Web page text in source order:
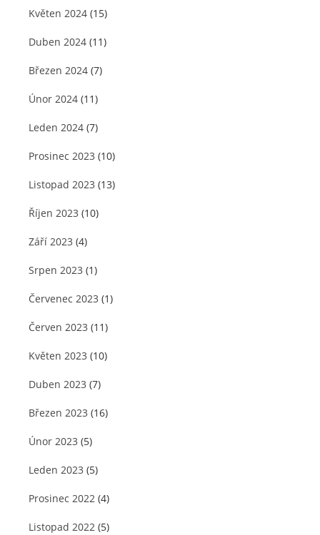
Květen 2024 (15)
Duben 2024 (11)
Březen 2024 (7)
Únor 2024 (11)
Leden 2024 (7)
Prosinec 2023 (10)
Listopad 2023 (13)
Říjen 2023 (10)
Září 2023 (4)
Srpen 2023 (1)
Červenec 2023 (1)
Červen 2023 (11)
Květen 2023 (10)
Duben 2023 (7)
Březen 2023 (16)
Únor 2023 (5)
Leden 2023 (5)
Prosinec 2022 (4)
Listopad 2022 (5)